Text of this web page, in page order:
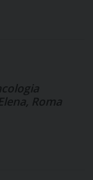
Roma